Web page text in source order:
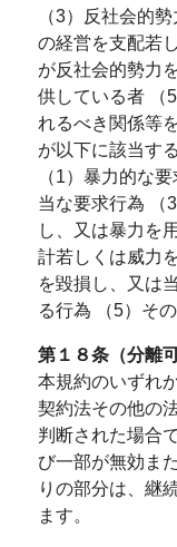
（3）反社会的
の経営を支配若
が反社会的勢力
供している者 （
れるべき関係等
が以下に該当す
（1）暴力的な
当な要求行為 （
し、又は暴力を
計若しくは威力
を毀損し、又は
る行為 （5）そ
第１８条（分離
本規約のいずれ
契約法その他の
判断された場合
び一部が無効ま
りの部分は、継
ます。